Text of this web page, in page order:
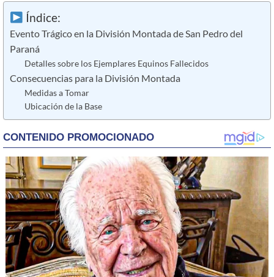
Índice:
Evento Trágico en la División Montada de San Pedro del
Paraná
Detalles sobre los Ejemplares Equinos Fallecidos
Consecuencias para la División Montada
Medidas a Tomar
Ubicación de la Base